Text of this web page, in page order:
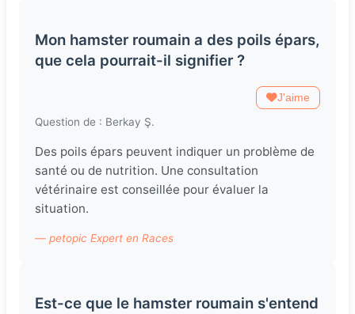
Mon hamster roumain a des poils épars,
que cela pourrait-il signifier ?
J'aime
Question de : Berkay Ş.
Des poils épars peuvent indiquer un problème de
santé ou de nutrition. Une consultation
vétérinaire est conseillée pour évaluer la
situation.
— petopic Expert en Races
Est-ce que le hamster roumain s'entend